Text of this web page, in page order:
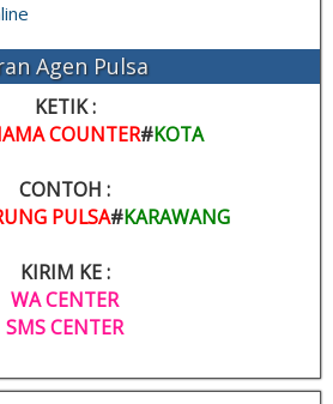
Agen Pulsa
KETIK :
COUNTER#KOTA
CONTOH :
PULSA#KARAWANG
KIRIM KE :
WA CENTER
SMS CENTER